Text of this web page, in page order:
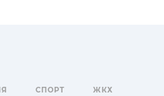
СПОРТ ЖКХ